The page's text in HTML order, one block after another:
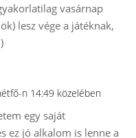
vasárnap
lesz vége a játéknak,
n 14:49 közelében
egy saját
ez jó alkalom is lenne a